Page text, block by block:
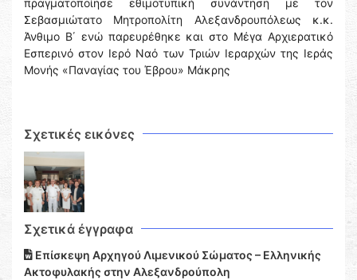
πραγματοποίησε εθιμοτυπική συνάντηση με τον
Σεβασμιώτατο Μητροπολίτη Αλεξανδρουπόλεως κ.κ.
Άνθιμο Β΄ ενώ παρευρέθηκε και στο Μέγα Αρχιερατικό
Εσπερινό στον Ιερό Ναό των Τριών Ιεραρχών της Ιεράς
Μονής «Παναγίας του Έβρου» Μάκρης
Σχετικές εικόνες
Σχετικά έγγραφα
Επίσκεψη Αρχηγού Λιμενικού Σώματος – Ελληνικής
Ακτοφυλακής στην Αλεξανδρούπολη